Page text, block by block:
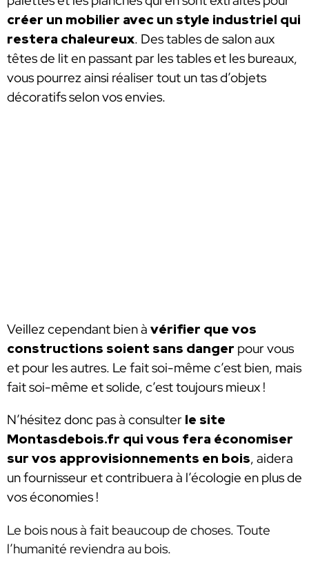
créer un mobilier avec un style industriel qui
restera chaleureux. Des tables de salon aux
têtes de lit en passant par les tables et les bureaux,
vous pourrez ainsi réaliser tout un tas d’objets
décoratifs selon vos envies.
Veillez cependant bien à vérifier que vos
constructions soient sans danger pour vous
et pour les autres. Le fait soi-même c’est bien, mais
fait soi-même et solide, c’est toujours mieux !
N’hésitez donc pas à consulter le site
Montasdebois.fr qui vous fera économiser
sur vos approvisionnements en bois, aidera
un fournisseur et contribuera à l’écologie en plus de
vos économies !
Le bois nous à fait beaucoup de choses. Toute
l’humanité reviendra au bois.